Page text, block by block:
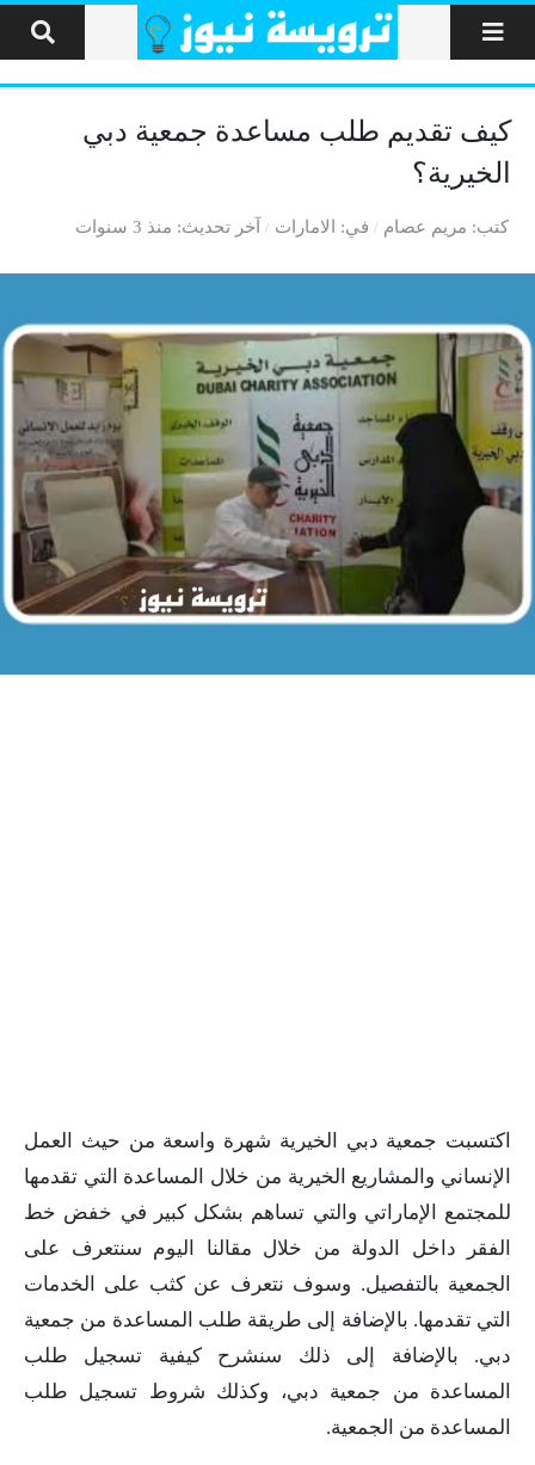
التخطي إلى المحتوى
كيف تقديم طلب مساعدة جمعية دبي
الخيرية؟
كتب مريم عصام في الامارات آخر تحديث منذ 3 سنوات
اكتسبت جمعية دبي الخيرية شهرة واسعة من حيث العمل
الإنساني والمشاريع الخيرية من خلال المساعدة التي تقدمها
للمجتمع الإماراتي والتي تساهم بشكل كبير في خفض خط
الفقر داخل الدولة من خلال مقالنا اليوم سنتعرف على
الجمعية بالتفصيل. وسوف نتعرف عن كثب على الخدمات
التي تقدمها. بالإضافة إلى طريقة طلب المساعدة من جمعية
دبي. بالإضافة إلى ذلك سنشرح كيفية تسجيل طلب
المساعدة من جمعية دبي، وكذلك شروط تسجيل طلب
المساعدة من الجمعية.